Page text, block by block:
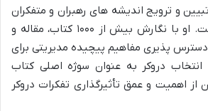
و ترویج اندیشه های رهبران و متفکران
بزرگ مدیریتی کرده است. او با نگارش بیش از ۱۰۰۰ کتاب، مقاله و
پذیری مفاهیم پیچیده مدیریتی برای
دروکر به عنوان سوژه اصلی کتاب
از اهمیت و عمق تأثیرگذاری تفکرات دروکر